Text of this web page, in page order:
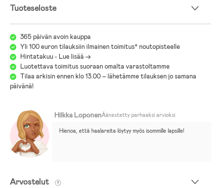
se ei sisällä haitallisia kemikaaleja.
- 95 % polyesteri, 5 % elastaani.
Tuoteseloste
365 päivän avoin kauppa
Yli 100 euron tilauksiin ilmainen toimitus* noutopisteelle
Hintatakuu - Lue lisää ->
Luotettava toimitus suoraan omalta varastoltamme
Tilaa arkisin ennen klo 13.00 – lähetämme tilauksen jo samana
päivänä!
Hilkka LoponenÄänestetty parhaaksi arvioksi
Hienoa, että haalareita löytyy myös isommille lapsille!
Arvostelut